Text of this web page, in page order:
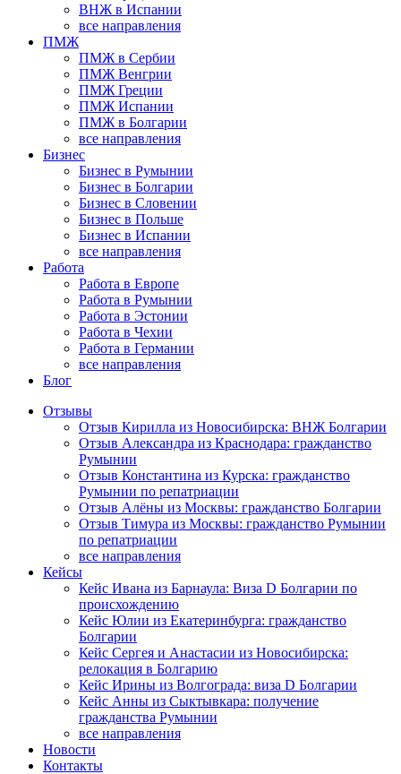
ВНЖ в Испании
все направления
ПМЖ
ПМЖ в Сербии
ПМЖ Венгрии
ПМЖ Греции
ПМЖ Испании
ПМЖ в Болгарии
все направления
Бизнес
Бизнес в Румынии
Бизнес в Болгарии
Бизнес в Словении
Бизнес в Польше
Бизнес в Испании
все направления
Работа
Работа в Европе
Работа в Румынии
Работа в Эстонии
Работа в Чехии
Работа в Германии
все направления
Блог
Отзывы
Отзыв Кирилла из Новосибирска: ВНЖ Болгарии
Отзыв Александра из Краснодара: гражданство
Румынии
Отзыв Константина из Курска: гражданство
Румынии по репатриации
Отзыв Алёны из Москвы: гражданство Болгарии
Отзыв Тимура из Москвы: гражданство Румынии
по репатриации
все направления
Кейсы
Кейс Ивана из Барнаула: Виза D Болгарии по
происхождению
Кейс Юлии из Екатеринбурга: гражданство
Болгарии
Кейс Сергея и Анастасии из Новосибирска:
релокация в Болгарию
Кейс Ирины из Волгограда: виза D Болгарии
Кейс Анны из Сыктывкара: получение
гражданства Румынии
все направления
Новости
Контакты